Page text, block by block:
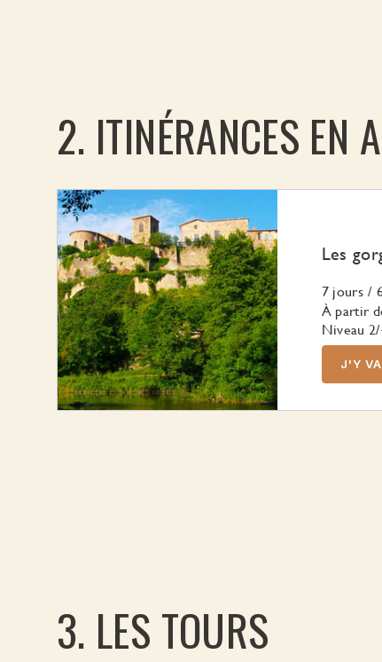
ITINÉRANCES EN
Les
7 jours /
À partir
Niveau
J'Y
LES TOURS